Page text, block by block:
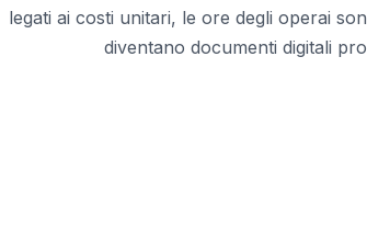
legati ai costi unitari, le ore degli operai
diventano documenti digitali